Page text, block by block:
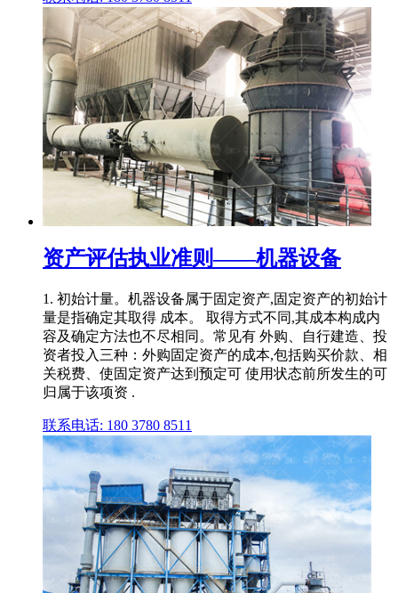
资产评估执业准则——机器设备
1. 初始计量。机器设备属于固定资产,固定资产的初始计
量是指确定其取得 成本。 取得方式不同,其成本构成内
容及确定方法也不尽相同。常见有 外购、自行建造、投
资者投入三种：外购固定资产的成本,包括购买价款、相
关税费、使固定资产达到预定可 使用状态前所发生的可
归属于该项资 .
联系电话: 180 3780 8511